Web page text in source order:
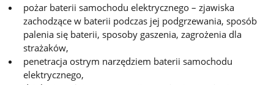
pożar baterii samochodu elektrycznego – zjawiska
zachodzące w baterii podczas jej podgrzewania, sposób
palenia się baterii, sposoby gaszenia, zagrożenia dla
strażaków,
penetracja ostrym narzędziem baterii samochodu
elektrycznego,